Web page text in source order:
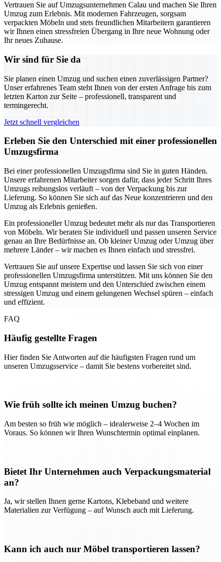
Vertrauen Sie auf Umzugsunternehmen Calau und machen Sie Ihren
Umzug zum Erlebnis. Mit modernen Fahrzeugen, sorgsam
verpackten Möbeln und stets freundlichen Mitarbeitern garantieren
wir Ihnen einen stressfreien Übergang in Ihre neue Wohnung oder
Ihr neues Zuhause.
Wir sind für Sie da
Sie planen einen Umzug und suchen einen zuverlässigen Partner?
Unser erfahrenes Team steht Ihnen von der ersten Anfrage bis zum
letzten Karton zur Seite – professionell, transparent und
termingerecht.
Jetzt schnell vergleichen
Erleben Sie den Unterschied mit einer professionellen
Umzugsfirma
Bei einer professionellen Umzugsfirma sind Sie in guten Händen.
Unsere erfahrenen Mitarbeiter sorgen dafür, dass jeder Schritt Ihres
Umzugs reibungslos verläuft – von der Verpackung bis zur
Lieferung. So können Sie sich auf das Neue konzentrieren und den
Umzug als Erlebnis genießen.
Ein professioneller Umzug bedeutet mehr als nur das Transportieren
von Möbeln. Wir beraten Sie individuell und passen unseren Service
genau an Ihre Bedürfnisse an. Ob kleiner Umzug oder Umzug über
mehrere Länder – wir machen es Ihnen einfach und stressfrei.
Vertrauen Sie auf unsere Expertise und lassen Sie sich von einer
professionellen Umzugsfirma unterstützen. Mit uns können Sie den
Umzug entspannt meistern und den Unterschied zwischen einem
stressigen Umzug und einem gelungenen Wechsel spüren – einfach
und effizient.
FAQ
Häufig gestellte Fragen
Hier finden Sie Antworten auf die häufigsten Fragen rund um
unseren Umzugsservice – damit Sie bestens vorbereitet sind.
Wie früh sollte ich meinen Umzug buchen?
Am besten so früh wie möglich – idealerweise 2–4 Wochen im
Voraus. So können wir Ihren Wunschtermin optimal einplanen.
Bietet Ihr Unternehmen auch Verpackungsmaterial
an?
Ja, wir stellen Ihnen gerne Kartons, Klebeband und weitere
Materialien zur Verfügung – auf Wunsch auch mit Lieferung.
Kann ich auch nur Möbel transportieren lassen?